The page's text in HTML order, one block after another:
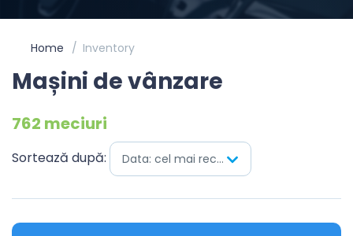
Home Inventory
Mașini de vânzare
762 meciuri
Sortează după: Data: cel mai recent mai întâi